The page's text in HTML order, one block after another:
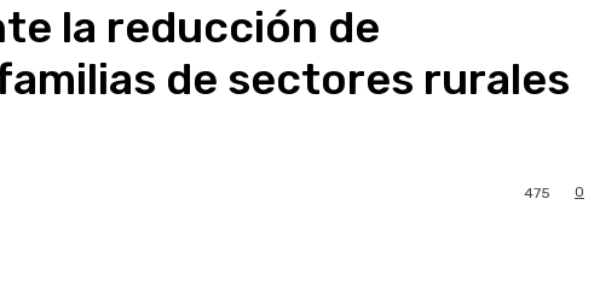
la reducción de
de sectores rurales
0
475